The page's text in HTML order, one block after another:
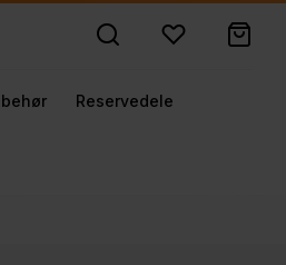
Reservedele